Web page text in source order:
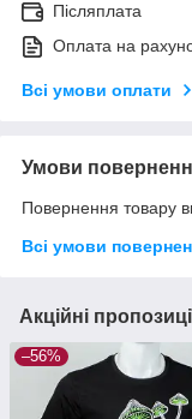
Післяплата
Оплата на
Всі умови оплати
Умови
Повернення товару
Всі умови
Акційні
–56%